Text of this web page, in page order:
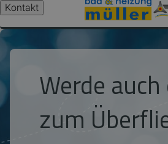
Kontakt
Werde auch
zum